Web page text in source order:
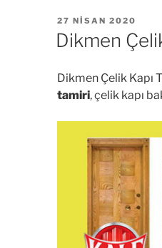
YAYIM
TARIHI
27 NISAN 2020
Dikmen
Dikmen Çelik Kapı
tamiri, çelik kapı